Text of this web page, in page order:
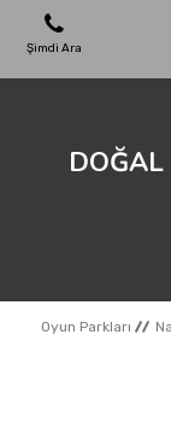
Şimdi Ara
KENT
Oyun Parkları